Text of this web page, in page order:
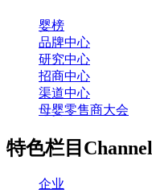
婴榜
品牌中心
研究中心
招商中心
渠道中心
母婴零售商大会
特色栏目 Channel
企业